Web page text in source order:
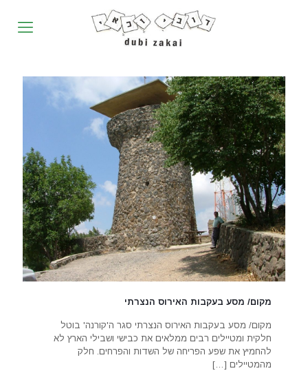
מקום/ מסע בעקבות האירוס הנצרתי
מקום/ מסע בעקבות האירוס הנצרתי סגר ה'קורנה' בוטל
חלקית ומטיילים רבים ממלאים את כבישי ושבילי הארץ לא
להחמיץ את שפע הפריחה של השדות והפרחים. חלק
מהמטיילים […]